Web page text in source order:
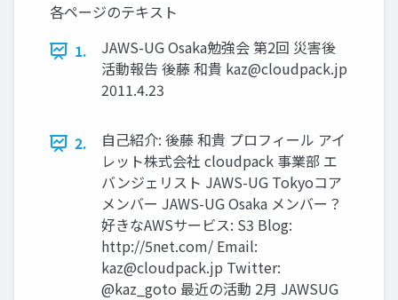
各ページのテキスト
1.
JAWS-UG Osaka勉強会 第2回 災害後
活動報告 後藤 和貴 kaz@cloudpack.jp
2011.4.23
2.
自己紹介: 後藤 和貴 プロフィール アイ
レット株式会社 cloudpack 事業部 エ
バンジェリスト JAWS-UG Tokyoコア
メンバー JAWS-UG Osaka メンバー？
好きなAWSサービス: S3 Blog:
http://5net.com/ Email:
kaz@cloudpack.jp Twitter:
@kaz_goto 最近の活動 2月 JAWSUG